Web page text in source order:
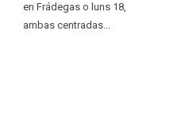
en Frádegas o luns 18,
ambas centradas...